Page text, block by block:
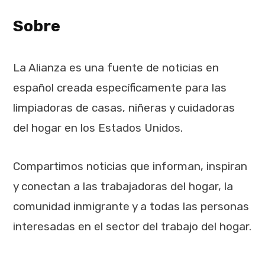
Sobre
La Alianza es una fuente de noticias en
español creada específicamente para las
limpiadoras de casas, niñeras y cuidadoras
del hogar en los Estados Unidos.
Compartimos noticias que informan, inspiran
y conectan a las trabajadoras del hogar, la
comunidad inmigrante y a todas las personas
interesadas en el sector del trabajo del hogar.